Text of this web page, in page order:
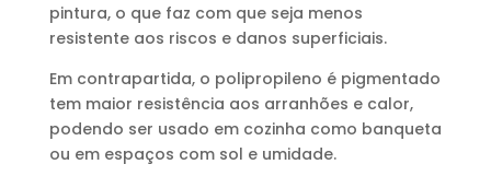
pintura, o que faz com que seja menos
resistente aos riscos e danos superficiais.
Em contrapartida, o polipropileno é pigmentado
tem maior resistência aos arranhões e calor,
podendo ser usado em cozinha como banqueta
ou em espaços com sol e umidade.